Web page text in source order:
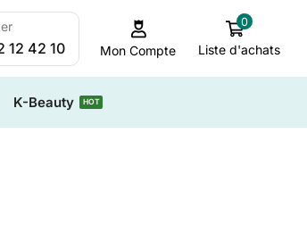
12 42 10 Mon Compte
0
Liste d'achats
K-Beauty HOT